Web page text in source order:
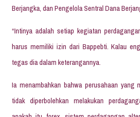
Berjangka, dan Pengelola Sentral Dana
“Intinya adalah setiap kegiatan
harus memiliki izin dari Bappebti. Kalau
tegas dia dalam keterangannya.
Ia menambahkan bahwa perusahaan yang
tidak diperbolehkan melakukan